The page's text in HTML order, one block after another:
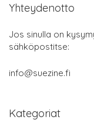
Yhteydenotto
Jos sinulla on
sähköpostitse:
info@suezine.fi
Kategoriat